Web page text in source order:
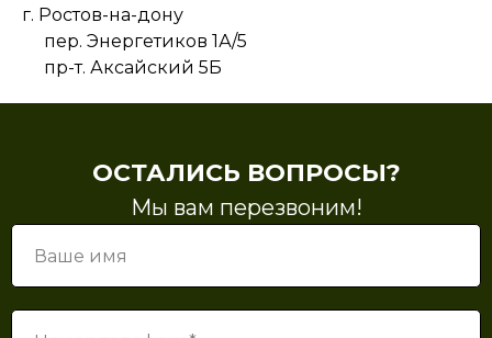
г. Ростов-на-дону
пер. Энергетиков 1А/5
пр-т. Аксайский 5Б
ОСТАЛИСЬ ВОПРОСЫ?
Мы вам перезвоним!